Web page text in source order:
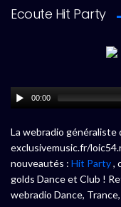
Ecoute Hit Party
00:00
La webradio généraliste
exclusivemusic.fr/
nouveautés : Hit Party,
golds Dance et Club !
webradio Dance,